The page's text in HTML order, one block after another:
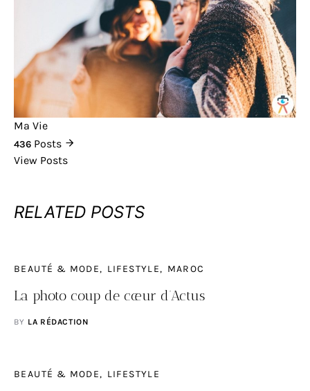
Ma Vie
436 Posts
View Posts
RELATED POSTS
BEAUTÉ & MODE LIFESTYLE MAROC
La photo coup de cœur d’Actus
BY LA RÉDACTION
BEAUTÉ & MODE LIFESTYLE